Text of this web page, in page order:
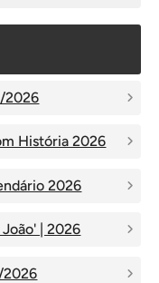
2026
História 2026
2026
João' | 2026
2026